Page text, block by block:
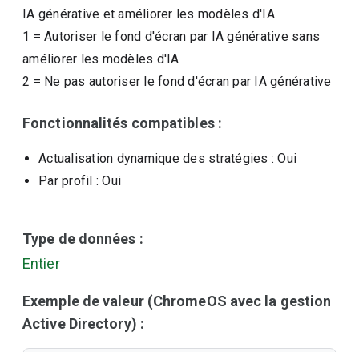
IA générative et améliorer les modèles d'IA
1 =Autoriser le fond d'écran par IA générative sans
améliorer les modèles d'IA
2 = Ne pas autoriser le fond d'écran par IA générative
Fonctionnalités compatibles :
Actualisation dynamique des stratégies : Oui
Par profil : Oui
Type de données :
Entier
Exemple de valeur (ChromeOS avec la gestion
Active Directory) :